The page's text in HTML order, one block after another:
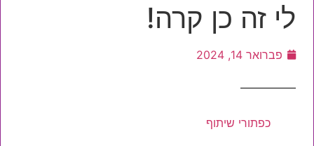
לי זה כן קרה!
פברואר 14, 2024
כפתורי שיתוף